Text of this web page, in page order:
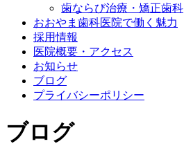
歯ならび治療・矯正歯科
おおやま歯科医院で働く魅力
採用情報
医院概要・アクセス
お知らせ
ブログ
プライバシーポリシー
ブログ